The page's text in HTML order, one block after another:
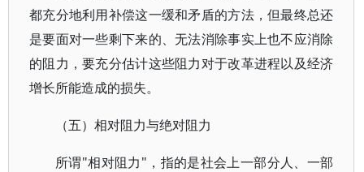
都充分地利用补偿这一缓和矛盾的方法，但最终总还
是要面对一些剩下来的、无法消除事实上也不应消除
的阻力，要充分估计这些阻力对于改革进程以及经济
增长所能造成的损失。
（五）相对阻力与绝对阻力
所谓"相对阻力"，指的是社会上一部分人、一部